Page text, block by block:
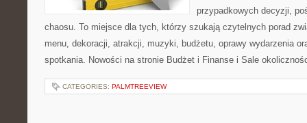
przypadkowych decyzji,
chaosu. To miejsce dla tych, którzy szukają czytelnych porad
menu, dekoracji, atrakcji, muzyki, budżetu, oprawy wydarzenia
spotkania. Nowości na stronie Budżet i Finanse i Sale
CATEGORIES: PALMTREEVIEW